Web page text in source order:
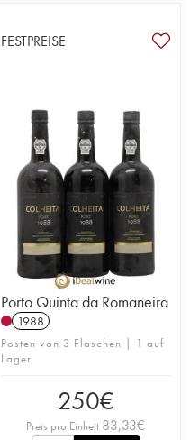
FESTPREISE
Porto Quinta da Romaneira
1988
Posten von 3 Flaschen | 1 auf
Lager
250€
Preis pro Einheit 83,33€